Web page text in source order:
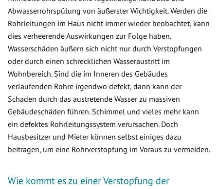
Abwasserrohrspülung von äußerster Wichtigkeit. Werden die
Rohrleitungen im Haus nicht immer wieder beobachtet, kann
dies verheerende Auswirkungen zur Folge haben.
Wasserschäden äußern sich nicht nur durch Verstopfungen
oder durch einen schrecklichen Wasseraustritt im
Wohnbereich. Sind die im Inneren des Gebäudes
verlaufenden Rohre irgendwo defekt, dann kann der
Schaden durch das austretende Wasser zu massiven
Gebäudeschäden führen. Schimmel und vieles mehr kann
ein defektes Rohrleitungssystem verursachen. Doch
Hausbesitzer und Mieter können selbst einiges dazu
beitragen, um eine Rohrverstopfung im Voraus zu vermeiden.
Wie kommt es zu einer Verstopfung der